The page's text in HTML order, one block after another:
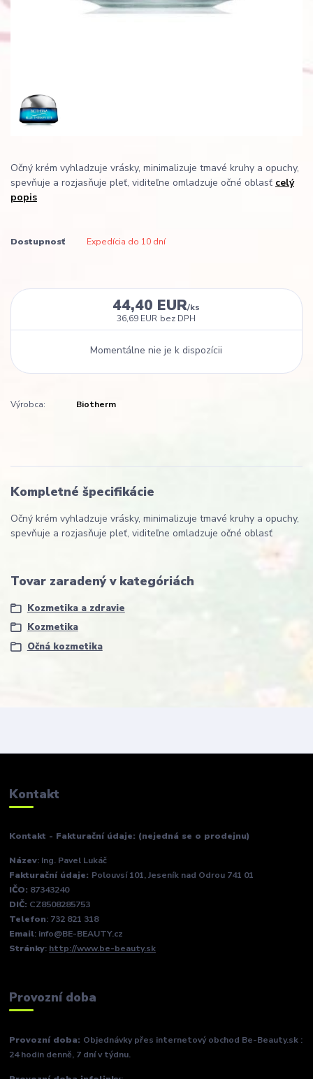
Očný krém vyhladzuje vrásky, minimalizuje tmavé kruhy a opuchy,
spevňuje a rozjasňuje pleť, viditeľne omladzuje očné oblasť celý
popis
Dostupnosť Expedícia do 10 dní
44,40 EUR/ks
36,69 EUR bez DPH
Momentálne nie je k dispozícii
Výrobca: Biotherm
Kompletné špecifikácie
Očný krém vyhladzuje vrásky, minimalizuje tmavé kruhy a opuchy,
spevňuje a rozjasňuje pleť, viditeľne omladzuje očné oblasť
Tovar zaradený v kategóriách
Kozmetika a zdravie
Kozmetika
Očná kozmetika
Kontakt
Kontakt - Fakturační údaje: (nejedná se o prodejnu)
Název: Ing. Pavel Lukáč
Fakturační údaje: Polouvsí 101, Jeseník nad Odrou 741 01
IČO: 87343240
DIČ: CZ8508285753
Telefon: 732 821 318
Email: info@BE-BEAUTY.cz
Stránky: http://www.be-beauty.sk
Provozní doba
Provozní doba: Objednávky přes internetový obchod Be-Beauty.sk :
24 hodin denně, 7 dní v týdnu.